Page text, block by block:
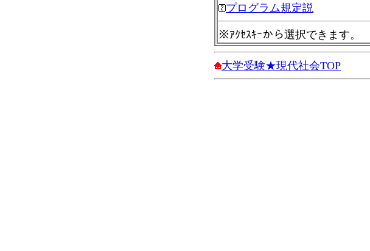
プログラム規定説
※ｱｸｾｽｷｰから選択できます。
大学受験★現代社会TOP